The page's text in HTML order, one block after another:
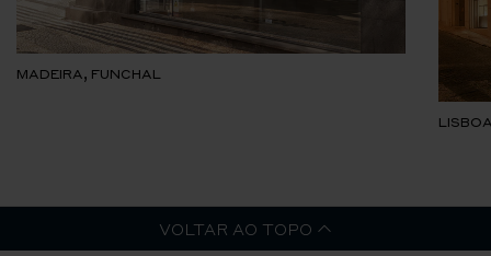
MADEIRA, FUNCHAL
VOLTAR AO TOPO